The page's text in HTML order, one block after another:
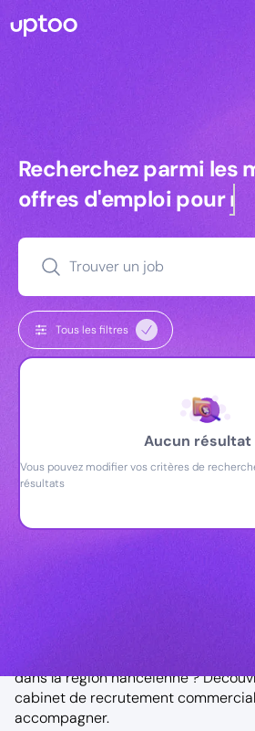
Recherchez parmi les
Recherchez parmi les
offres d'emploi pour
Trouver un job
Tous les filtres
Aucun résultat
Vous pouvez modifier vos critères de
résultats
dans la région nancéienne ?
cabinet de recrutement
accompagner.